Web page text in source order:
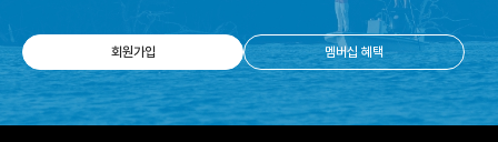
회원가입 멤버십 혜택